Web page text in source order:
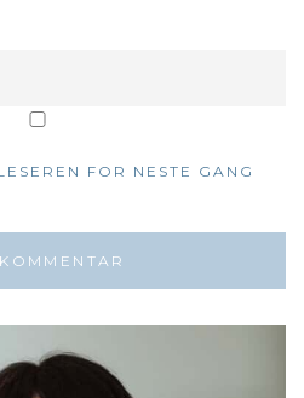
FOR NESTE GANG